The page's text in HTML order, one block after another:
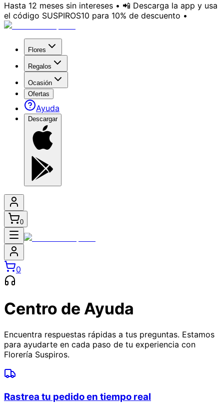
Hasta 12 meses sin intereses • 📲 Descarga la app y usa
el código SUSPIROS10 para 10% de descuento •
Flores
Regalos
Ocasión
Ofertas
Ayuda
Descargar
0
0
Centro de Ayuda
Encuentra respuestas rápidas a tus preguntas. Estamos
para ayudarte en cada paso de tu experiencia con
Florería Suspiros.
Rastrea tu pedido en tiempo real